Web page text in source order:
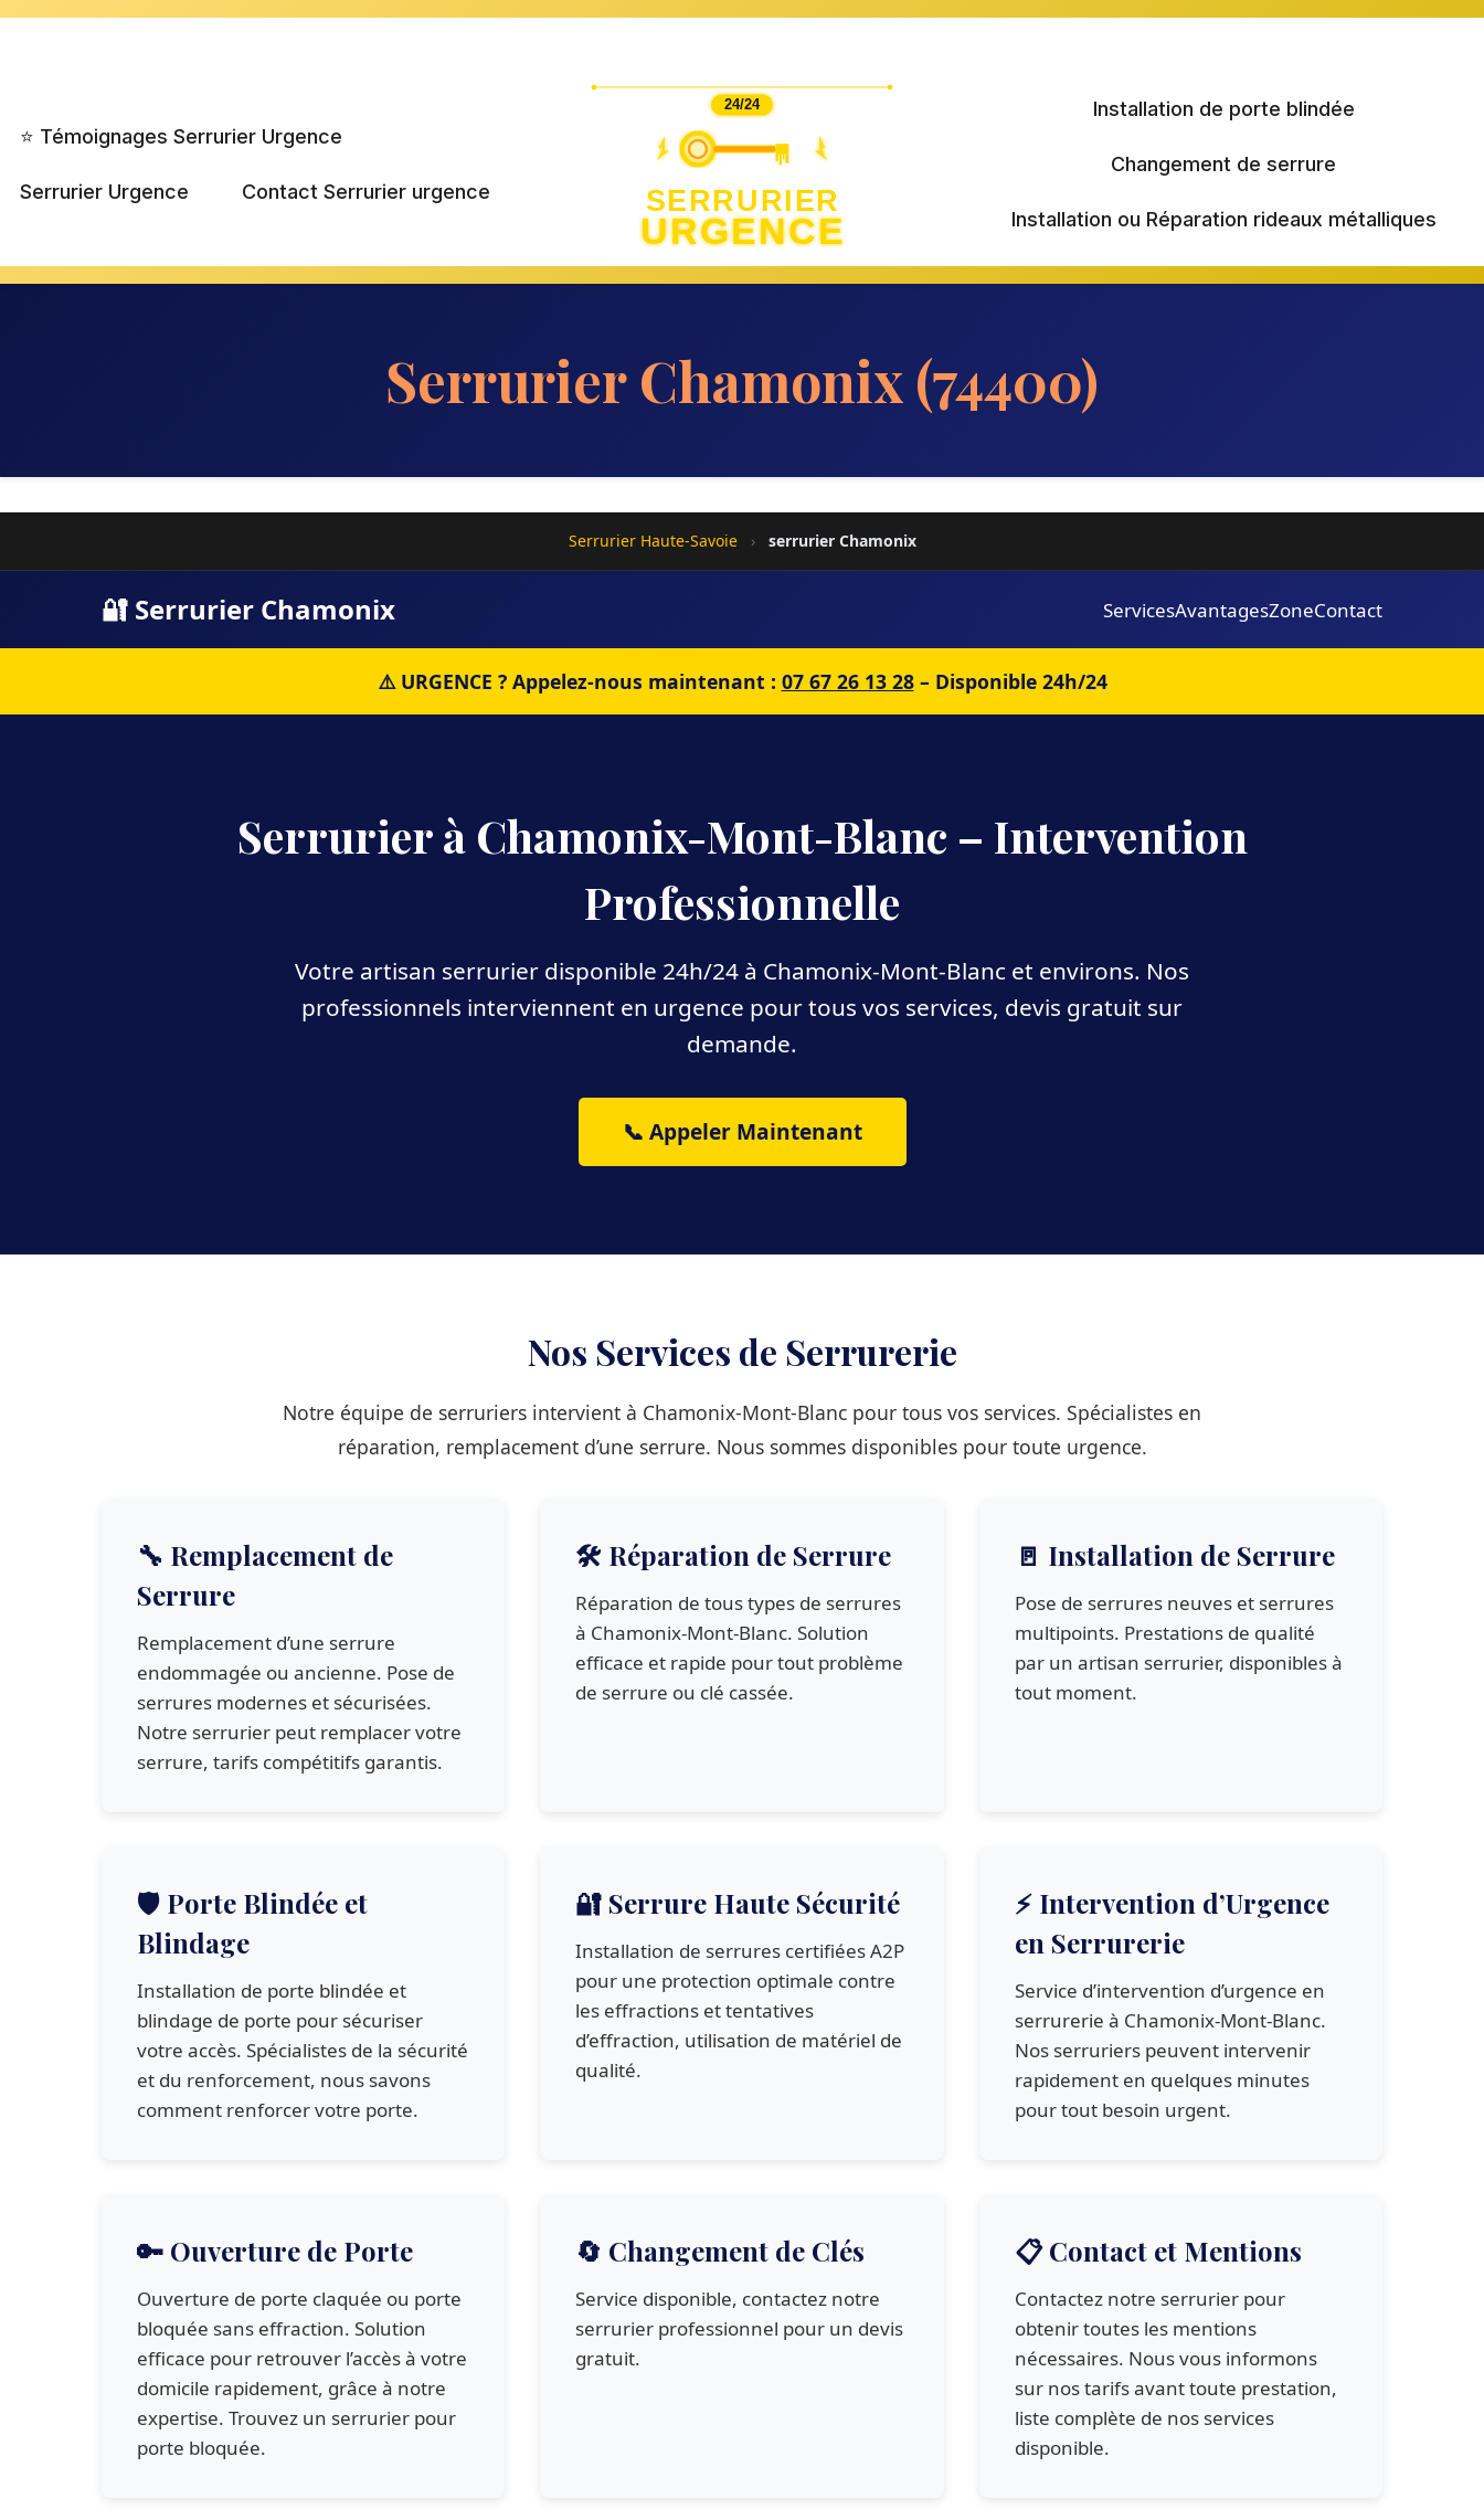
Aller
⭐ Témoignages Serrurier Urgence
Serrurier Urgence Contact Serrurier urgence
24/24
SERRURIER
URGENCE
Installation de porte blindée
Changement de serrure
Installation ou Réparation rideaux métalliques
Serrurier Chamonix (74400)
Serrurier Haute-Savoie › serrurier Chamonix
🔐 Serrurier Chamonix ServicesAvantagesZoneContact
⚠️ URGENCE ? Appelez-nous maintenant : 07 67 26 13 28– Disponible 24h/24
Serrurier à Chamonix-Mont-Blanc – Intervention
Professionnelle
Votre artisan serrurier disponible 24h/24 à Chamonix-Mont-Blanc et environs. Nos
professionnels interviennent en urgence pour tous vos services, devis gratuit sur
demande.
📞 Appeler Maintenant
Nos Services de Serrurerie
Notre équipe de serruriers intervient à Chamonix-Mont-Blanc pour tous vos services. Spécialistes en
réparation, remplacement d’une serrure. Nous sommes disponibles pour toute urgence.
🔧 Remplacement de
Serrure
Remplacement d’une serrure
endommagée ou ancienne. Pose de
serrures modernes et sécurisées.
Notre serrurier peut remplacer votre
serrure, tarifs compétitifs garantis.
🛠️ Réparation de Serrure
Réparation de tous types de serrures
à Chamonix-Mont-Blanc. Solution
efficace et rapide pour tout problème
de serrure ou clé cassée.
🚪 Installation de Serrure
Pose de serrures neuves et serrures
multipoints. Prestations de qualité
par un artisan serrurier, disponibles à
tout moment.
🛡️ Porte Blindée et
Blindage
Installation de porte blindée et
blindage de porte pour sécuriser
votre accès. Spécialistes de la sécurité
et du renforcement, nous savons
comment renforcer votre porte.
🔐 Serrure Haute Sécurité
Installation de serrures certifiées A2P
pour une protection optimale contre
les effractions et tentatives
d’effraction, utilisation de matériel de
qualité.
⚡ Intervention d’Urgence
en Serrurerie
Service d’intervention d’urgence en
serrurerie à Chamonix-Mont-Blanc.
Nos serruriers peuvent intervenir
rapidement en quelques minutes
pour tout besoin urgent.
🔑 Ouverture de Porte
Ouverture de porte claquée ou porte
bloquée sans effraction. Solution
efficace pour retrouver l’accès à votre
domicile rapidement, grâce à notre
expertise. Trouvez un serrurier pour
porte bloquée.
🔄 Changement de Clés
Service disponible, contactez notre
serrurier professionnel pour un devis
gratuit.
📋 Contact et Mentions
Contactez notre serrurier pour
obtenir toutes les mentions
nécessaires. Nous vous informons
sur nos tarifs avant toute prestation,
liste complète de nos services
disponible.